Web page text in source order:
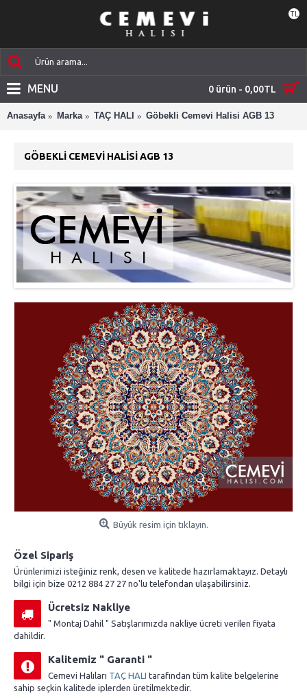
TL
0 ürün - 0,00TL
MENU
Anasayfa Marka TAÇ HALI Göbekli Cemevi Halisi AGB 13
GÖBEKLI CEMEVI HALISI AGB 13
Büyük resim için tıklayın.
Özel Sipariş
Ürünlerimizi isteğiniz renk, desen ve kalitede hazırlamaktayız. Detaylı
bilgi için bize 0212 884 27 27 no'lu telefondan ulaşabilirsiniz.
Ücretsiz Nakliye
" Montaj Dahil " Satışlarımızda nakliye ücreti verilen fiyata
dahildir.
Kalitemiz " Garanti "
Cemevi Halıları TAÇ HALI tarafından tüm kalite belgelerine
sahip seçkin kalitede iplerden üretilmektedir.